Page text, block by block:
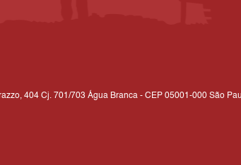
404 Cj. 701/703 Água Branca - CEP 05001-000 São